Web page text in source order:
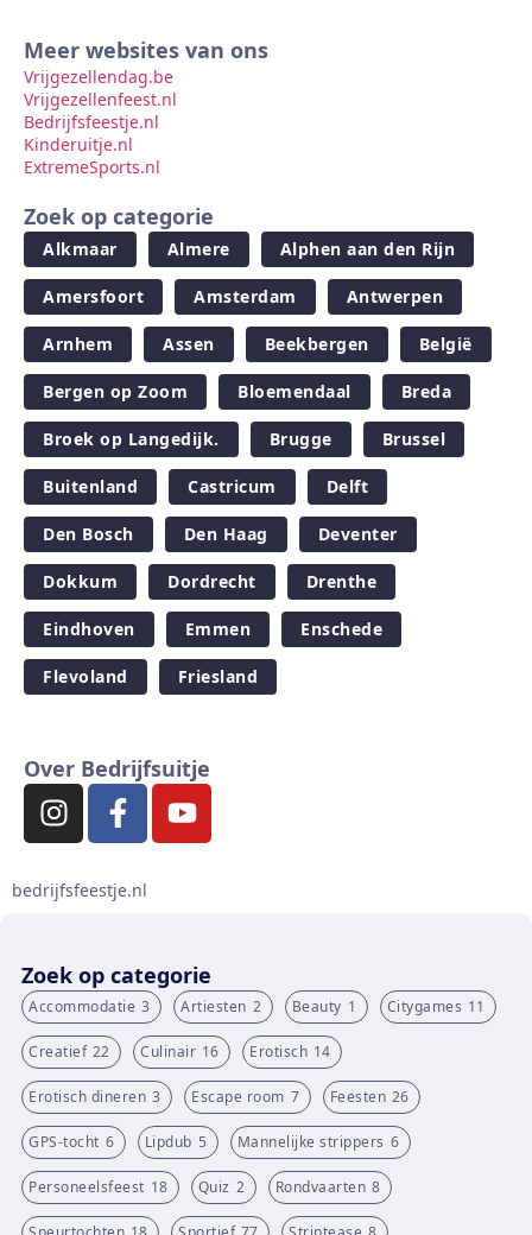
Meer websites van ons
Vrijgezellendag.be
Vrijgezellenfeest.nl
Bedrijfsfeestje.nl
Kinderuitje.nl
ExtremeSports.nl
Zoek op categorie
Alkmaar Almere Alphen aan den Rijn
Amersfoort Amsterdam Antwerpen
Arnhem Assen Beekbergen België
Bergen op Zoom Bloemendaal Breda
Broek op Langedijk. Brugge Brussel
Buitenland Castricum Delft
Den Bosch Den Haag Deventer
Dokkum Dordrecht Drenthe
Eindhoven Emmen Enschede
Flevoland Friesland
Over Bedrijfsuitje
bedrijfsfeestje.nl
Zoek op categorie
Accommodatie 3 Artiesten 2 Beauty 1 Citygames 11
Creatief 22 Culinair 16 Erotisch 14
Erotisch dineren 3 Escape room 7 Feesten 26
GPS-tocht 6 Lipdub 5 Mannelijke strippers 6
Personeelsfeest 18 Quiz 2 Rondvaarten 8